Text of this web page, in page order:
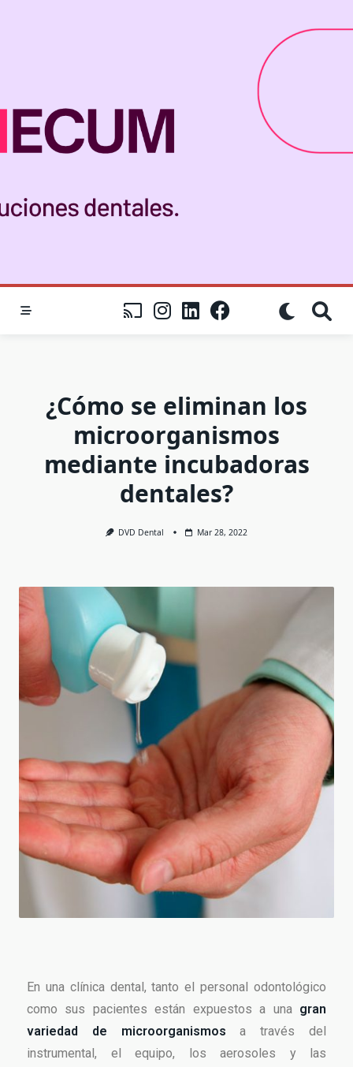
¿Cómo se eliminan los
microorganismos
mediante incubadoras
dentales?
DVD Dental Mar 28, 2022
En una clínica dental, tanto el personal odontológico
como sus pacientes están expuestos a una gran
variedad de microorganismos a través del
instrumental, el equipo, los aerosoles y las